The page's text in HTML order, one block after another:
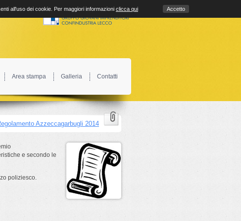
Area stampa Galleria Contatti
e secondo le
poliziesco.
Azzeccagarbugli 2014
all'uso dei cookie. Per maggiori informazioni clicca qui Accetto